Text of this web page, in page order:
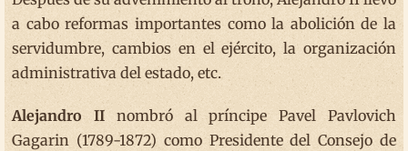
a cabo reformas importantes como la abolición de la
servidumbre, cambios en el ejército, la organización
administrativa del estado, etc.
Alejandro IInombró al príncipe Pavel Pavlovich
Gagarin (1789-1872) como Presidente del Consejo de